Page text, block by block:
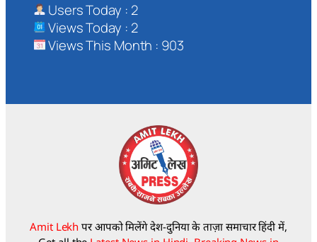
Users Today : 2
Views Today : 2
Views This Month : 903
Amit Lekh पर आपको मिलेंगे देश-दुनिया के ताज़ा समाचार हिंदी में,